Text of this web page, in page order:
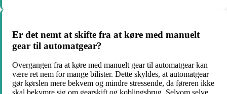
Er det nemt at skifte fra at køre med manuelt
gear til automatgear?
Overgangen fra at køre med manuelt gear til automatgear kan
være ret nem for mange bilister. Dette skyldes, at automatgear
gør kørslen mere bekvem og mindre stressende, da føreren ikke